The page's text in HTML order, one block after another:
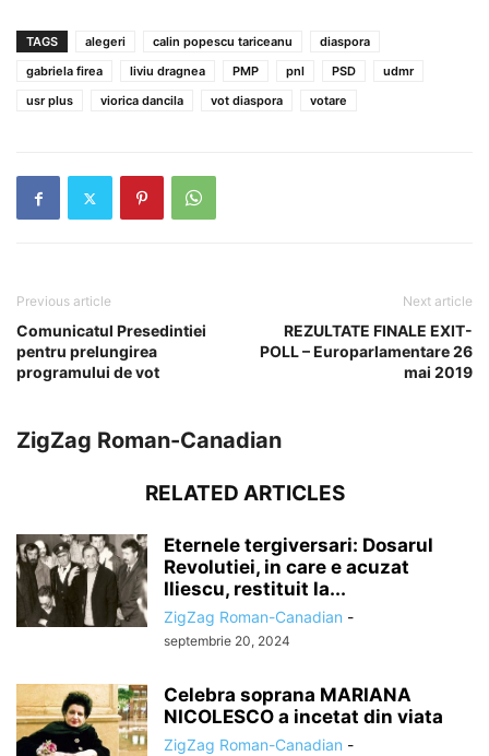
TAGS alegeri calin popescu tariceanu
diaspora
gabriela firea
liviu dragnea PMP pnl PSD
udmr
usr plus
viorica dancila vot diaspora votare
Previous article
Comunicatul Presedintiei
pentru prelungirea
programului de vot
Next article
REZULTATE FINALE EXIT-
POLL – Europarlamentare 26
mai 2019
ZigZag Roman-Canadian
RELATED ARTICLES
Eternele tergiversari: Dosarul
Revolutiei, in care e acuzat
Iliescu, restituit la...
ZigZag Roman-Canadian -
septembrie 20, 2024
Celebra soprana MARIANA
NICOLESCO a incetat din viata
ZigZag Roman-Canadian -